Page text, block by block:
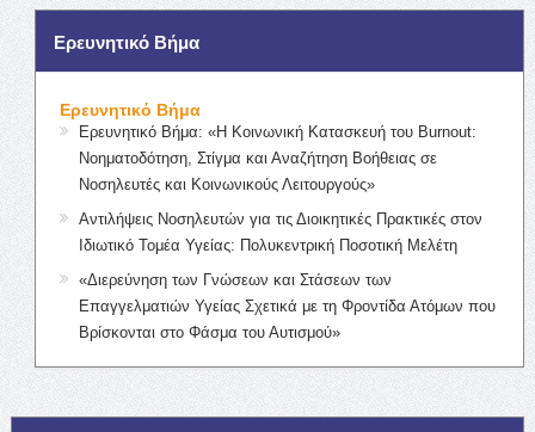
Ερευνητικό Βήμα
Ερευνητικό Βήμα
Ερευνητικό Βήμα: «Η Κοινωνική Κατασκευή του Burnout:
Νοηματοδότηση, Στίγμα και Αναζήτηση Βοήθειας σε
Νοσηλευτές και Κοινωνικούς Λειτουργούς»
Αντιλήψεις Νοσηλευτών για τις Διοικητικές Πρακτικές στον
Ιδιωτικό Τομέα Υγείας: Πολυκεντρική Ποσοτική Μελέτη
«Διερεύνηση των Γνώσεων και Στάσεων των
Επαγγελματιών Υγείας Σχετικά με τη Φροντίδα Ατόμων που
Βρίσκονται στο Φάσμα του Αυτισμού»